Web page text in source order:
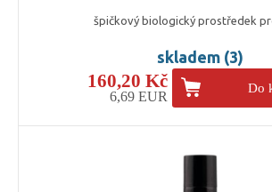
špičkový biologický prostředek
skladem (3)
160,20 Kč
6,69 EUR
Do